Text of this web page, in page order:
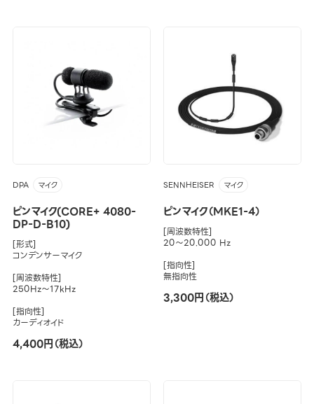
DPA マイク
ピンマイク(CORE+ 4080-
DP-D-B10)
[形式]
コンデンサーマイク
[周波数特性]
250Hz～17kHz
[指向性]
カーディオイド
4,400円（税込）
SENNHEISER マイク
ピンマイク（MKE1-4）
[周波数特性]
20～20.000 Hz
[指向性]
無指向性
3,300円（税込）